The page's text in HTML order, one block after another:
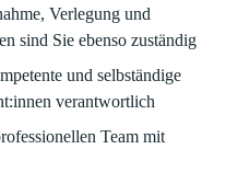
Verlegung und
sind Sie ebenso zuständig
und selbständige
verantwortlich
Team mit